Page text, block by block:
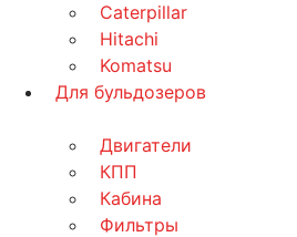
Caterpillar
Hitachi
Komatsu
Для бульдозеров
Двигатели
КПП
Кабина
Фильтры